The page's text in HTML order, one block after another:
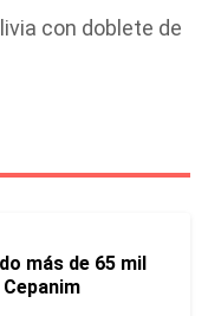
con doblete de
más de 65 mil